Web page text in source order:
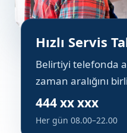
Hızlı Servis
Belirtiyi telefonda
zaman aralığını
444 xx xxx
Her gün 08.00–22.00